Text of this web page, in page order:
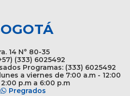
14 N° 80-35
(333) 6025492
Programas: (333) 6025492
a viernes de 7:00 a.m - 12:00
p.m a 6:00 p.m
Pregrados